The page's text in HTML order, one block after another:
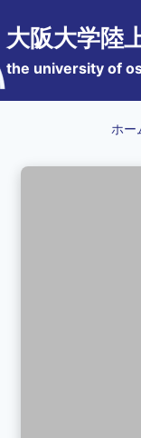
大阪大学陸
the university of
ホー